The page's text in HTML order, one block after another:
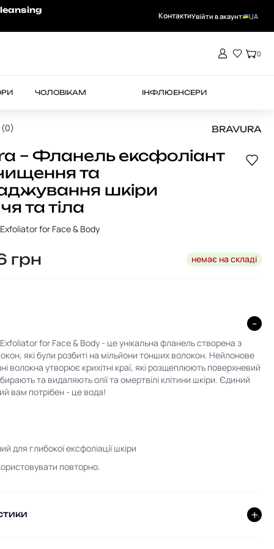
КонтактиУвійти в акаунт UA
0
ЧОЛОВІКАМ ІНФЛЮЕНСЕРИ
(0) BRAVURA
– Фланель ексфоліант
та
шкіри
та тіла
for Face & Body
грн немає на складі
for Face & Body - це унікальна фланель створена з
які були розбиті на мільйони тонших волокон. Нейлонове
волокна утворює крихітні краї, які розщеплюють поверхневий
та видаляють олії та омертвілі клітини шкіри. Єдиний
вам потрібен - це вода!
для глибокої ексфоліації шкіри
повторно.